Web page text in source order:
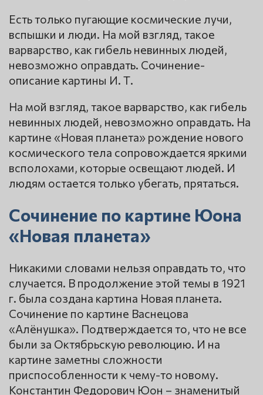
Есть только пугающие космические лучи,
вспышки и люди. На мой взгляд, такое
варварство, как гибель невинных людей,
невозможно оправдать. Сочинение-
описание картины И. Т.
На мой взгляд, такое варварство, как гибель
невинных людей, невозможно оправдать. На
картине «Новая планета» рождение нового
космического тела сопровождается яркими
всполохами, которые освещают людей. И
людям остается только убегать, прятаться.
Сочинение по картине Юона
«Новая планета»
Никакими словами нельзя оправдать то, что
случается. В продолжение этой темы в 1921
г. была создана картина Новая планета.
Сочинение по картине Васнецова
«Алёнушка». Подтверждается то, что не все
были за Октябрьскую революцию. И на
картине заметны сложности
приспособленности к чему-то новому.
Константин Федорович Юон – знаменитый